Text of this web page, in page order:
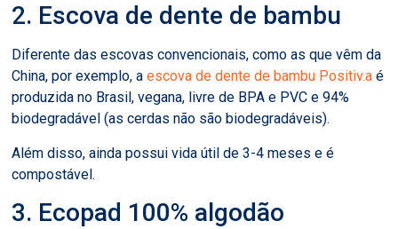
2. Escova de dente de bambu
Diferente das escovas convencionais, como as que vêm da
China, por exemplo, aescova de dente de bambu Positiv.a é
produzida no Brasil, vegana, livre de BPA e PVC e 94%
biodegradável (as cerdas não são biodegradáveis).
Além disso, ainda possui vida útil de 3-4 meses e é
compostável.
3. Ecopad 100% algodão